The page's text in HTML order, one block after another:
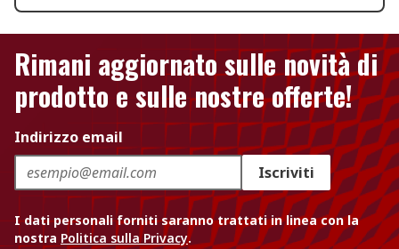
Rimani aggiornato sulle novità di
prodotto e sulle nostre offerte!
Indirizzo email
Iscriviti
I dati personali forniti saranno trattati in linea con la
nostra Politica sulla Privacy.